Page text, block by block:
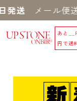
メール便送料
あと
円で送